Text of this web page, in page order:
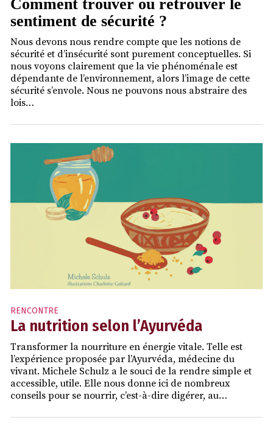
Comment trouver ou retrouver le
sentiment de sécurité ?
Nous devons nous rendre compte que les notions de
sécurité et d’insécurité sont purement conceptuelles. Si
nous voyons clairement que la vie phénoménale est
dépendante de l’environnement, alors l’image de cette
sécurité s’envole. Nous ne pouvons nous abstraire des
lois…
RENCONTRE
La nutrition selon l’Ayurvéda
Transformer la nourriture en énergie vitale. Telle est
l’expérience proposée par l’Ayurvéda, médecine du
vivant. Michele Schulz a le souci de la rendre simple et
accessible, utile. Elle nous donne ici de nombreux
conseils pour se nourrir, c’est-à-dire digérer, au…